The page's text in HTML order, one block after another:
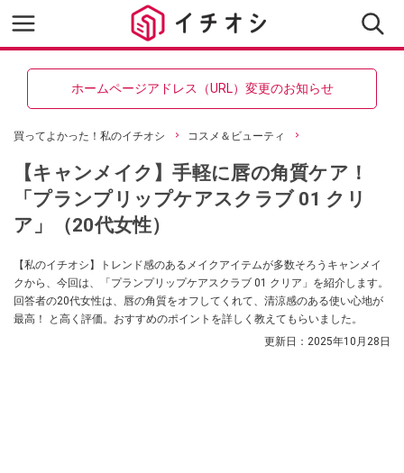
ホームページアドレス（URL）変更のお知らせ
買ってよかった！私のイチオシ コスメ＆ビューティ
【キャンメイク】手軽に唇の角質ケア！
「プランプリップケアスクラブ 01 クリ
ア」（20代女性）
【私のイチオシ】トレンド感のあるメイクアイテムが多数そろうキャンメイ
クから、今回は、「プランプリップケアスクラブ 01 クリア」を紹介します。
回答者の20代女性は、唇の角質をオフしてくれて、清涼感のある使い心地が
最高！ と高く評価。おすすめのポイントを詳しく教えてもらいました。
更新日： 2025年10月28日